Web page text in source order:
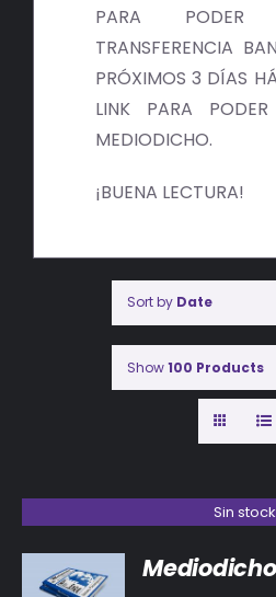
PARA PODER
TRANSFERENCIA
PRÓXIMOS 3 DÍAS
LINK PARA
MEDIODICHO.
¡BUENA LECTURA!
Sort by Date
Show100 Products
Sin stock